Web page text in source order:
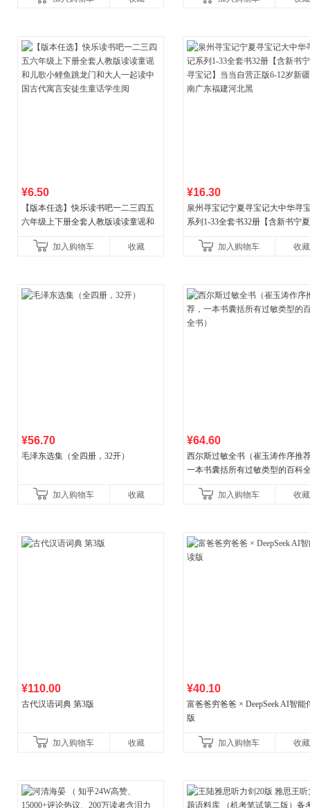
¥6.50
【版本任选】快乐读书吧一二三四五
六年级上下册全套人教版读读童谣和
古代寓言安徒生童话学生阅
加入购物车 收藏
¥16.30
泉州寻宝记宁夏寻宝记大中华寻
系列1-33全套书32册【含新书宁
广东福建河北黑
加入购物车 收藏
¥56.70
毛泽东选集（全四册，32开）
加入购物车 收藏
¥64.60
西尔斯过敏全书（崔玉涛作序推
一本书囊括所有过敏类型的百科
加入购物车
收藏
¥110.00
古代汉语词典 第3版
加入购物车 收藏
¥40.10
富爸爸穷爸爸 × DeepSeek AI智能
版
加入购物车 收藏